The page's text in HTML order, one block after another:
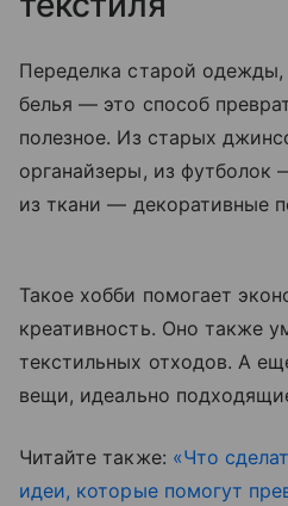
Переделка старой
белья — это способ
полезное. Из старых
органайзеры, из футболок
из ткани — декоративные
Такое хобби помогает
креативность. Оно также
текстильных отходов. А
вещи, идеально
Читайте также: «Что
идеи, которые помогут